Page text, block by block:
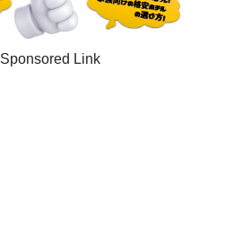
Sponsored Link